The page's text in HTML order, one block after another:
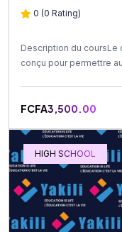
0 (0 Rating)
Description du coursLe
conçu pour permettre
FCFA3,500.00
HIGH SCHOOL